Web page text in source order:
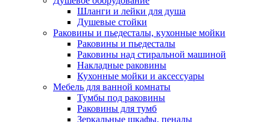
Шланги и лейки для душа
Душевые стойки
Раковины и пьедесталы, кухонные мойки
Раковины и пьедесталы
Раковины над стиральной машиной
Накладные раковины
Кухонные мойки и аксессуары
Мебель для ванной комнаты
Тумбы под раковины
Раковины для тумб
Зеркальные шкафы, пеналы